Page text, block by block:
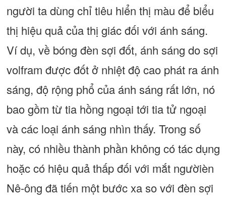
người ta dùng chỉ tiêu hiển thị màu để biểu
thị hiệu quả của thị giác đối với ánh sáng.
Ví dụ, về bóng đèn sợi đốt, ánh sáng do sợi
volfram được đốt ở nhiệt độ cao phát ra ánh
sáng, độ rộng phổ của ánh sáng rất lớn, nó
bao gồm từ tia hồng ngoại tới tia tử ngoại
và các loại ánh sáng nhìn thấy. Trong số
này, có nhiều thành phần không có tác dụng
hoặc có hiệu quả thấp đối với mắt ngườièn
Nê-ông đã tiến một bước xa so với đèn sợi